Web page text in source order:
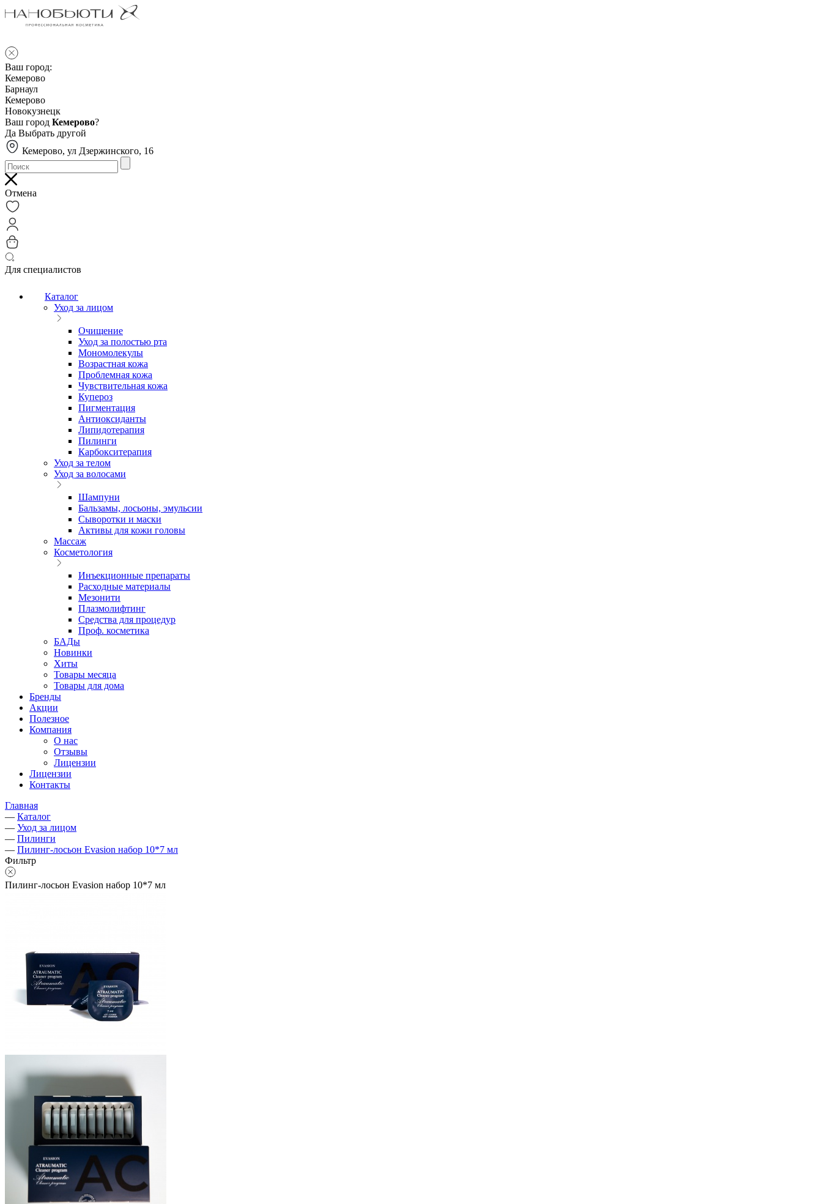
Ваш город:
Кемерово
Барнаул
Кемерово
Новокузнецк
Ваш город Кемерово?
Да Выбрать другой
Кемерово, ул Дзержинского, 16
Отмена
Для специалистов
Каталог
Уход за лицом
Очищение
Уход за полостью рта
Мономолекулы
Возрастная кожа
Проблемная кожа
Чувствительная кожа
Купероз
Пигментация
Антиоксиданты
Липидотерапия
Пилинги
Карбокситерапия
Уход за телом
Уход за волосами
Шампуни
Бальзамы, лосьоны, эмульсии
Сыворотки и маски
Активы для кожи головы
Массаж
Косметология
Инъекционные препараты
Расходные материалы
Мезонити
Плазмолифтинг
Средства для процедур
Проф. косметика
БАДы
Новинки
Хиты
Товары месяца
Товары для дома
Бренды
Акции
Полезное
Компания
О нас
Отзывы
Лицензии
Лицензии
Контакты
Главная
— Каталог
— Уход за лицом
— Пилинги
— Пилинг-лосьон Evasion набор 10*7 мл
Фильтр
Пилинг-лосьон Evasion набор 10*7 мл